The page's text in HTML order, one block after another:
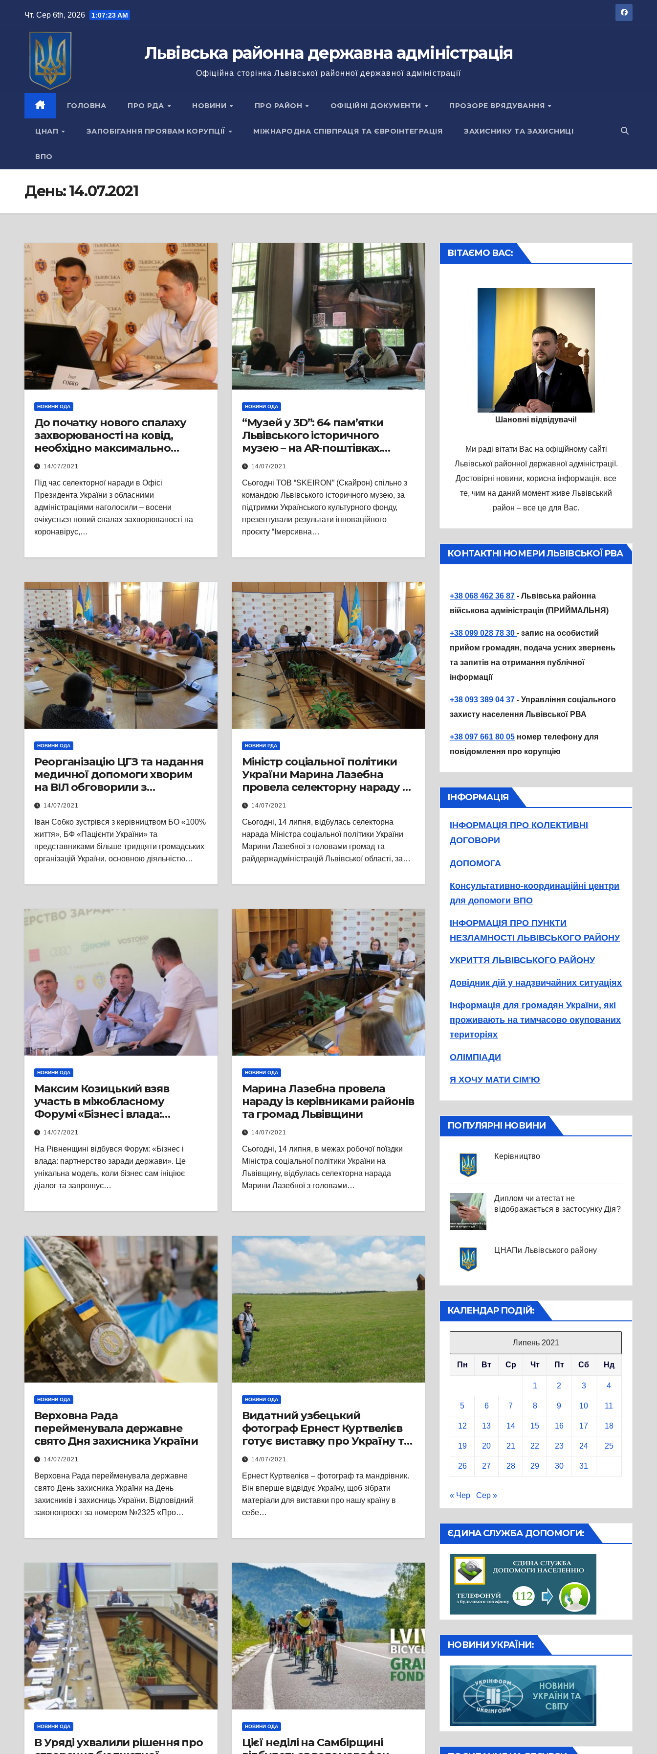
Чт. Сер 6th, 2026 1:07:25 AM
Львівська районна державна адміністрація
Офіційна сторінка Львівської районної державної адміністрації
ГОЛОВНА ПРО РДА НОВИНИ ПРО РАЙОН ОФІЦІЙНІ ДОКУМЕНТИ ПРОЗОРЕ ВРЯДУВАННЯ
ЦНАП ЗАПОБІГАННЯ ПРОЯВАМ КОРУПЦІЇ МІЖНАРОДНА СПІВПРАЦЯ ТА ЄВРОІНТЕГРАЦІЯ ЗАХИСНИКУ ТА ЗАХИСНИЦІ
ВПО
День:14.07.2021
НОВИНИ ОДА
До початку нового спалаху
захворюваності на ковід,
необхідно максимально
пришвидшувати темпи
вакцинації – підсумки
селекторної наради з Офісом
Президента
14/07/2021
Під час селекторної наради в Офісі
Президента України з обласними
адміністраціями наголосили – восени
очікується новий спалах захворюваності на
коронавірус,…
НОВИНИ ОДА
“Музей у 3D”: 64 пам’ятки
Львівського історичного
музею – на AR-поштівках.
Експозиції 10-ти відділів
доступні для віртуальних
турів
14/07/2021
Сьогодні ТОВ “SKEIRON” (Скайрон) спільно з
командою Львівського історичного музею, за
підтримки Українського культурного фонду,
презентували результати інноваційного
проєкту “Імерсивна…
НОВИНИ ОДА
Реорганізацію ЦГЗ та надання
медичної допомоги хворим
на ВІЛ обговорили з
представниками
громадськості
14/07/2021
Іван Собко зустрівся з керівництвом БО «100%
життя», БФ «Пацієнти України» та
представниками більше тридцяти громадських
організацій України, основною діяльністю…
НОВИНИ РДА
Міністр соціальної політики
України Марина Лазебна
провела селекторну нараду з
головами
райдержадміністрацій та
територіальних громад
Львівщини
14/07/2021
Сьогодні, 14 липня, відбулась селекторна
нарада Міністра соціальної політики України
Марини Лазебної з головами громад та
райдержадміністрацій Львівської області, за…
НОВИНИ ОДА
Максим Козицький взяв
участь в міжобласному
Форумі «Бізнес і влада:
партнерство заради
держави»
14/07/2021
На Рівненщині відбувся Форум: «Бізнес і
влада: партнерство заради держави». Це
унікальна модель, коли бізнес сам ініціює
діалог та запрошує…
НОВИНИ ОДА
Марина Лазебна провела
нараду із керівниками районів
та громад Львівщини
14/07/2021
Сьогодні, 14 липня, в межах робочої поїздки
Міністра соціальної політики України на
Львівщину, відбулась селекторна нарада
Марини Лазебної з головами…
НОВИНИ ОДА
Верховна Рада
перейменувала державне
свято Дня захисника України
14/07/2021
Верховна Рада перейменувала державне
свято День захисника України на День
захисників і захисниць України. Відповідний
законопроєкт за номером №2325 «Про…
НОВИНИ ОДА
Видатний узбецький
фотограф Ернест Куртвелієв
готує виставку про Україну та
Львівщину
14/07/2021
Ернест Куртвелієв – фотограф та мандрівник.
Він вперше відвідує Україну, щоб зібрати
матеріали для виставки про нашу країну в
себе…
НОВИНИ ОДА
В Уряді ухвалили рішення про
НОВИНИ ОДА
Цієї неділі на Самбірщині
ВІТАЄМО ВАС:
Шановні відвідувачі!
Ми раді вітати Вас на офіційному сайті
Львівської районної державної адміністрації.
Достовірні новини, корисна інформація, все
те, чим на даний момент живе Львівський
район – все це для Вас.
КОНТАКТНІ НОМЕРИ ЛЬВІВСЬКОЇ РВА
+38 068 462 36 87 - Львівська районна
військова адміністрація (ПРИЙМАЛЬНЯ)
+38 099 028 78 30- запис на особистий
прийом громадян, подача усних звернень
та запитів на отримання публічної
інформації
+38 093 389 04 37 - Управління соціального
захисту населення Львівської РВА
+38 097 661 80 05 номер телефону для
повідомлення про корупцію
ІНФОРМАЦІЯ
ІНФОРМАЦІЯ ПРО КОЛЕКТИВНІ
ДОГОВОРИ
ДОПОМОГА
Консультативно-координаційні центри
для допомоги ВПО
ІНФОРМАЦІЯ ПРО ПУНКТИ
НЕЗЛАМНОСТІ ЛЬВІВСЬКОГО РАЙОНУ
УКРИТТЯ ЛЬВІВСЬКОГО РАЙОНУ
Довідник дій у надзвичайних ситуаціях
Інформація для громадян України, які
проживають на тимчасово окупованих
територіях
ОЛІМПІАДИ
Я ХОЧУ МАТИ СІМ'Ю
ПОПУЛЯРНІ НОВИНИ
Керівництво
Диплом чи атестат не
відображається в застосунку Дія?
ЦНАПи Львівського району
КАЛЕНДАР ПОДІЙ:
Липень 2021
Пн Вт Ср Чт Пт Сб Нд
1 2 3 4
5 6 7 8 9 10 11
12 13 14 15 16 17 18
19 20 21 22 23 24 25
26 27 28 29 30 31
« Чер Сер »
ЄДИНА СЛУЖБА ДОПОМОГИ:
НОВИНИ УКРАЇНИ: